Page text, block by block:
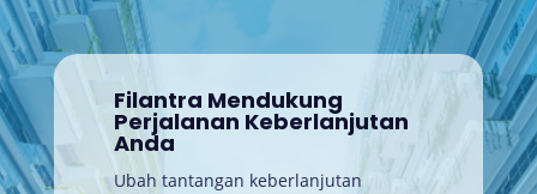
Filantra Mendukung
Perjalanan Keberlanjutan
Anda
Ubah tantangan keberlanjutan